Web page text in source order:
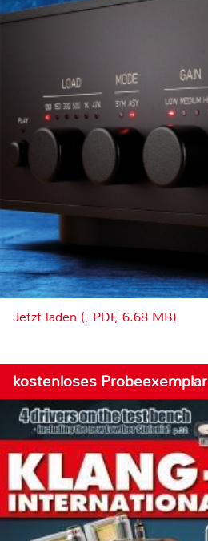
Jetzt laden (, PDF, 6.68 MB)
kostenloses Probeexemplar